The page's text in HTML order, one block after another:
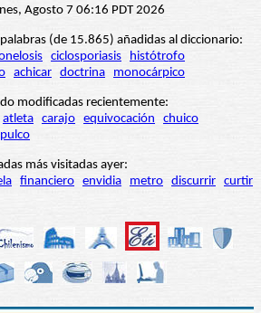
Agosto 7 06:16 PDT 2026
(de 15.865) añadidas al diccionario:
ciclosporiasis
histótrofo
achicar doctrina monocárpico
modificadas recientemente:
atleta carajo equivocación
chuico
más visitadas ayer:
financiero envidia metro discurrir curtir